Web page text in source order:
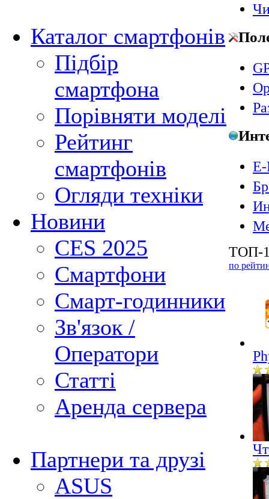
Каталог смартфонів
Підбір
смартфона
Порівняти моделі
Рейтинг
смартфонів
Огляди техніки
Новини
CES 2025
Смартфони
Смарт-годинники
Зв'язок /
Оператори
Статті
Аренда сервера
Партнери та друзі
ASUS
ТОП-
по